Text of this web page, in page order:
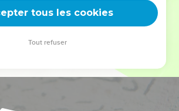
ou une famille, leur expérience est faite
tous les cookies
Tout refuser